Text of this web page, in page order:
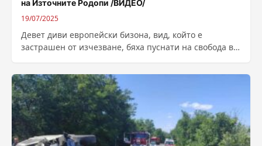
на Източните Родопи /ВИДЕО/
19/07/2025
Девет диви европейски бизона, вид, който е
застрашен от изчезване, бяха пуснати на свобода в